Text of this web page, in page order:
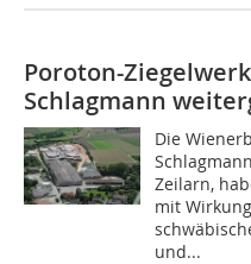
Poroton-
Schlagmann
Die
Zeilarn,
mit
und...